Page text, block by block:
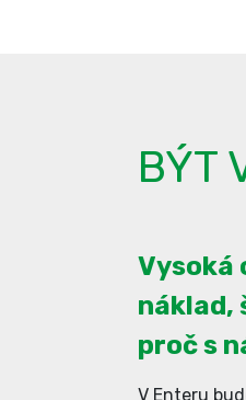
BÝT
Vysoká
náklad,
proč s
V Enteru